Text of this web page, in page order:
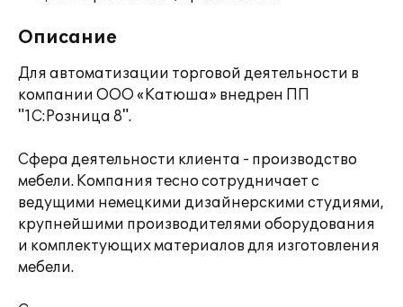
Описание
Для автоматизации торговой деятельности в
компании ООО «Катюша» внедрен ПП
"1С:Розница 8".
Сфера деятельности клиента - производство
мебели. Компания тесно сотрудничает с
ведущими немецкими дизайнерскими студиями‚
крупнейшими производителями оборудования
и комплектующих материалов для изготовления
мебели.